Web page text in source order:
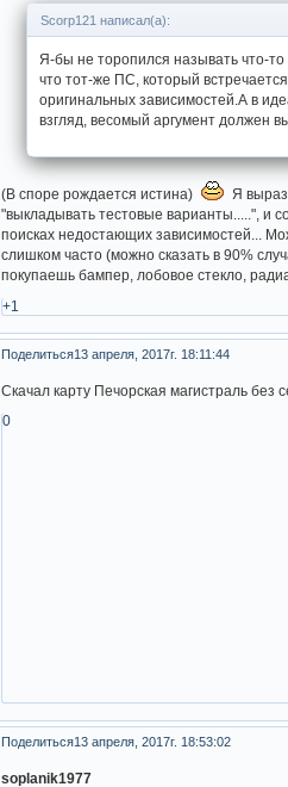
Scorp121 написал(а):
Я-бы не торопился называть что-
что тот-же ПС, который
оригинальных зависимостей.А в
взгляд, весомый аргумент должен
(В споре рождается истина)
Я
"выкладывать тестовые варианты.....", и
поисках недостающих зависимостей...
слишком часто (можно сказать в 90%
покупаешь бампер, лобовое стекло,
+1
Поделиться13 апреля, 2017г. 18:11:44
Cкачал карту Печорская магистраль
0
Поделиться13 апреля, 2017г. 18:53:02
soplanik1977